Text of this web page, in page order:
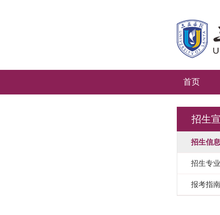
首页
招生
招生信息
招生专业
报考指南